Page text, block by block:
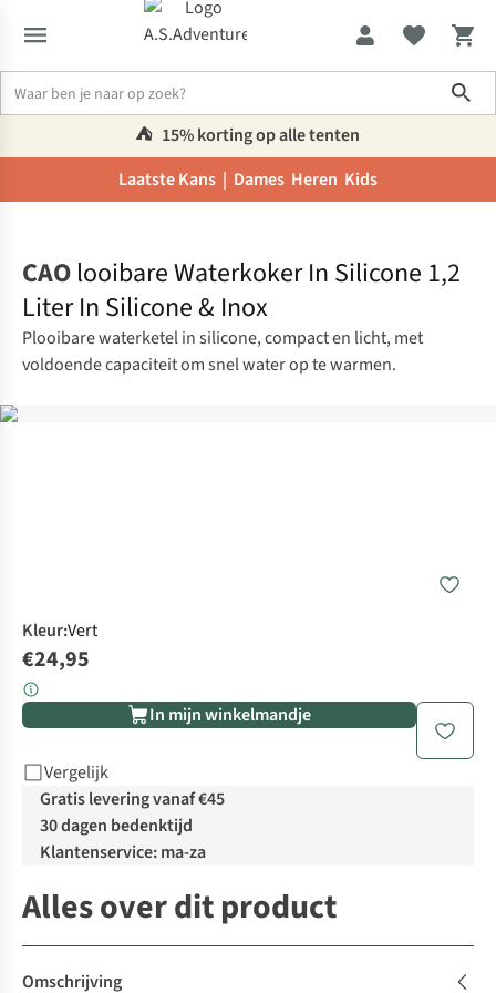
⛺️ 15% korting op alle tenten
Laatste Kans | Dames Heren Kids
CAO looibare Waterkoker In Silicone 1,2
Liter In Silicone & Inox
Plooibare waterketel in silicone, compact en licht, met
voldoende capaciteit om snel water op te warmen.
Kleur:Vert
€24,95
In mijn winkelmandje
Vergelijk
Gratis levering vanaf €45
30 dagen bedenktijd
Klantenservice: ma-za
Alles over dit product
Omschrijving